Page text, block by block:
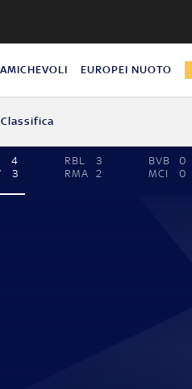
AMICHEVOLI EUROPEI NUOTO
Classifica
4
3
RBL
3
RMA
2
BVB
0
MCI
0